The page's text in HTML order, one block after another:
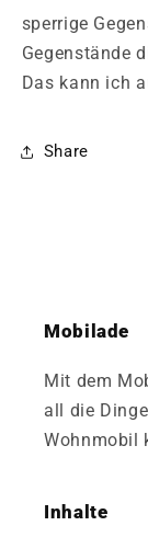
sperrige
Gegenstände
Das kann ich
Share
Mobilade
Mit dem
all die
Wohnmobil
Inhalte